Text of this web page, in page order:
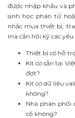
được nhập khẩu và
sinh học phân tử
nhắc mua thiết bị,
mà cần hỏi kỹ các yếu
Thiết bị có hỗ
Kit có sẵn tại
đợt?
Kit có dữ liệu
không?
Nhà phân phối
cố không?